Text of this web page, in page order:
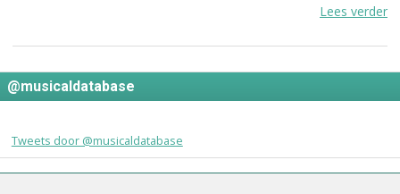
Lees verder
@musicaldatabase
Tweets door @musicaldatabase